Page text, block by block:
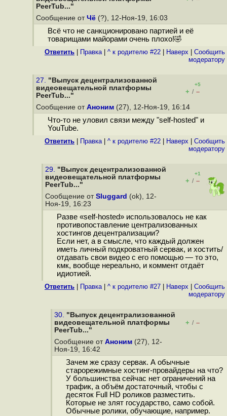
PeerTub..."
Сообщение от Чё (?), 12-Ноя-19, 16:03
Всё что не санкционировано партией и её
товарищами майорами очень плохо!🤣
Ответить Правка| ^ к родителю #22 Наверх
Cообщить
модератору
27. "Выпуск децентрализованной
видеовещательной платформы
PeerTub..."
+5
+ / –
Сообщение от Аноним (27), 12-Ноя-19, 16:14
Что-то не уловил связи между "self-hosted" и
YouTube.
Ответить Правка| ^ к родителю #22 Наверх
Cообщить
модератору
29. "Выпуск децентрализованной
видеовещательной платформы
PeerTub..."
+1
+ / –
Сообщение от Sluggard (ok), 12-
Ноя-19, 16:23
Разве «self-hosted» использовалось не как
противопоставление централизованных
хостингов децентрализации?
Если нет, а в смысле, что каждый должен
иметь личный подкроватный сервак, и хостить/
отдавать свои видео с его помощью — то это,
кмк, вообще нереально, и коммент отдаёт
идиотией.
Ответить Правка| ^ к родителю #27 Наверх
Cообщить
модератору
30. "Выпуск децентрализованной
видеовещательной платформы
PeerTub..."
+ / –
Сообщение от Аноним (27), 12-
Ноя-19, 16:42
Зачем же сразу сервак. А обычные
старорежимные хостинг-провайдеры на что?
У большинства сейчас нет ограничений на
трафик, а объём достаточный, чтобы с
десяток Full HD роликов разместить.
Которые не злят государство, само собой.
Обычные ролики, обучающие, например.